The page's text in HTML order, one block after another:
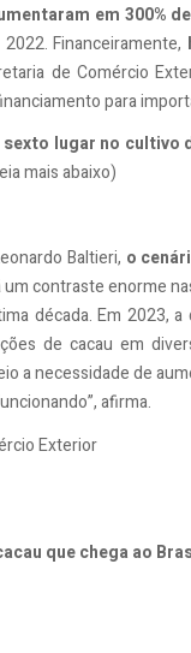
em 300%
Financeiramente,
de Comércio
para
sexto lugar no
mais abaixo)
Baltieri, o
um contraste enorme
década. Em 2023,
de cacau em
a necessidade de
afirma.
Exterior
que chega ao